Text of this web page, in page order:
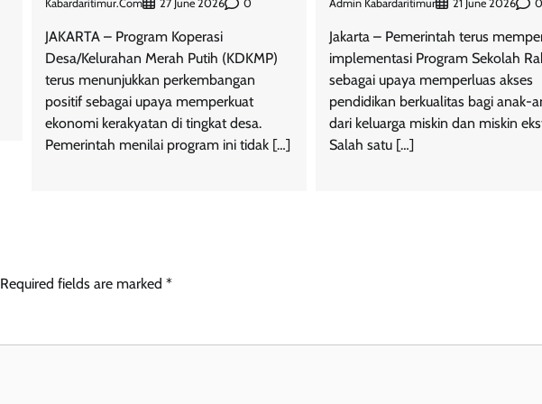
Kabardaritimur.com 27 June 2026 0
JAKARTA – Program Koperasi
Desa/Kelurahan Merah Putih (KDKMP)
terus menunjukkan perkembangan
positif sebagai upaya memperkuat
ekonomi kerakyatan di tingkat desa.
Pemerintah menilai program ini tidak […]
Admin Kabardaritimur 21 June 2026 0
Jakarta – Pemerintah terus
implementasi Program Sekolah
sebagai upaya memperluas akses
pendidikan berkualitas bagi anak-
dari keluarga miskin dan miskin
Salah satu […]
Required fields are marked *